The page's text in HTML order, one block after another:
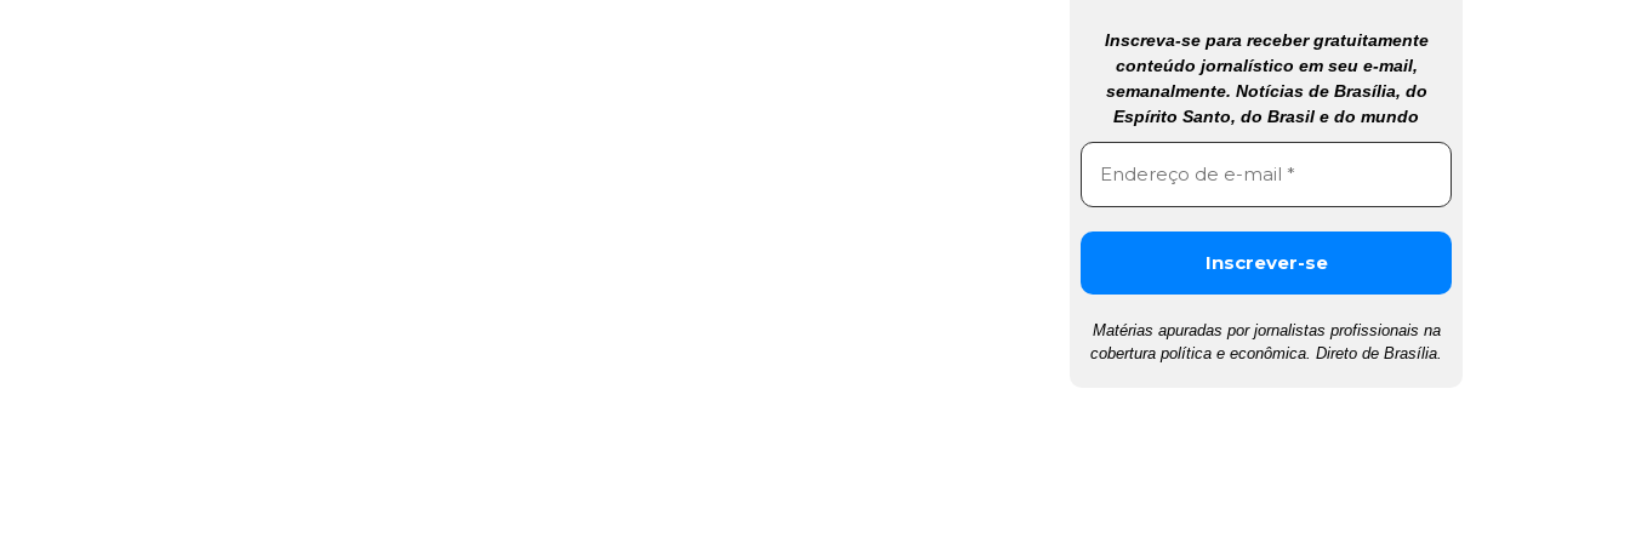
Inscreva-se para receber gratuitamente
conteúdo jornalístico em seu e-mail,
semanalmente. Notícias de Brasília, do
Espírito Santo, do Brasil e do mundo
Matérias apuradas por jornalistas profissionais na
cobertura política e econômica. Direto de Brasília.